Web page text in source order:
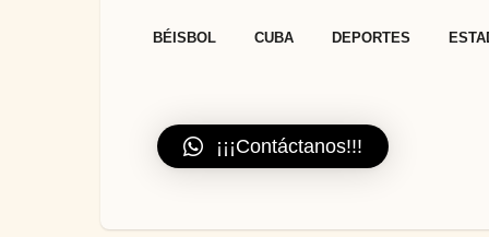
BÉISBOL CUBA DEPORTES
¡¡¡Contáctanos!!!